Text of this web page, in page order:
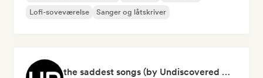
Lofi-soveværelse
Sanger og låtskriver
the saddest songs (by Undiscovered Music)